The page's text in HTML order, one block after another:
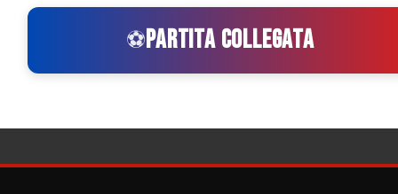
⚽PARTITA COLLEGATA